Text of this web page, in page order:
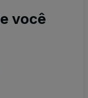
você